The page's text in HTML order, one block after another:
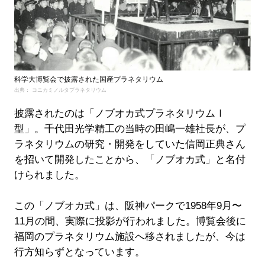
科学大博覧会で披露された国産プラネタリウム
出典： コニカミノルタプラネタリウム
披露されたのは「ノブオカ式プラネタリウムⅠ
型」。千代田光学精工の当時の田嶋一雄社長が、プ
ラネタリウムの研究・開発をしていた信岡正典さん
を招いて開発したことから、「ノブオカ式」と名付
けられました。
この「ノブオカ式」は、阪神パークで1958年9月〜
11月の間、実際に投影が行われました。博覧会後に
福岡のプラネタリウム施設へ移されましたが、今は
行方知らずとなっています。